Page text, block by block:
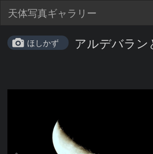
天体写真ギャラリー
ほしかず アルデバラン